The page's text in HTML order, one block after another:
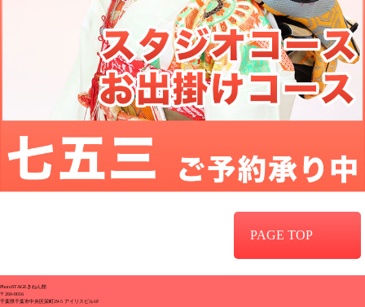
PAGE TOP
PhotoSTAGEきねん館
〒260-0016
千葉県千葉市中央区栄町29-5 アイリスビル1F